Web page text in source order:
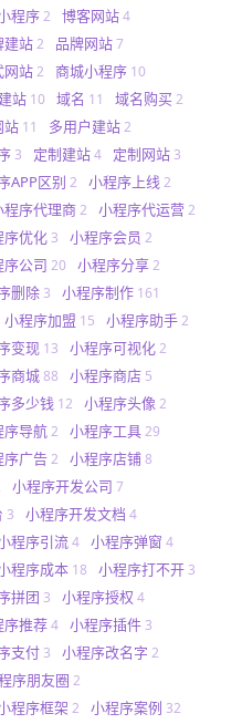
程序2 博客网站4
建站2 品牌网站7
网站2 商城小程序 10
站 10 域名 11 域名购买2
站 11 多用户建站2
3 定制建站4 定制网站 3
APP区别 2 小程序上线 2
程序代理商2 小程序代运营2
序优化 3 小程序会员 2
序公司 20 小程序分享2
删除 3 小程序制作 161
小程序加盟 15 小程序助手2
变现 13 小程序可视化2
商城88 小程序商店 5
多少钱 12 小程序头像 2
序导航2 小程序工具29
序广告2 小程序店铺8
小程序开发公司 7
3 小程序开发文档 4
程序引流4 小程序弹窗 4
程序成本 18 小程序打不开 3
拼团 3 小程序授权 4
序推荐4 小程序插件 3
支付 3 小程序改名字 2
序朋友圈 2
程序框架 2 小程序案例 32